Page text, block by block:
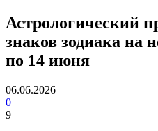
Астрологический
знаков зодиака на
по 14 июня
06.06.2026
0
9